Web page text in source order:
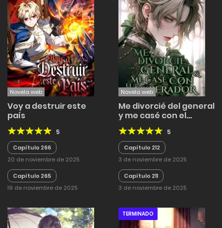
Novela web
Voy a destruir este
país
5
Capítulo 266
20 de noviembre de 2025
Capítulo 265
19 de noviembre de 2025
Novela web
Me divorcié del general
y me casé con el
Emperador
5
Capítulo 212
3 de noviembre de 2025
Capítulo 211
3 de noviembre de 2025
TERMINADO